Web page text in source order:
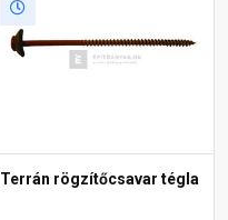
Terrán rögzítőcsavar tégla